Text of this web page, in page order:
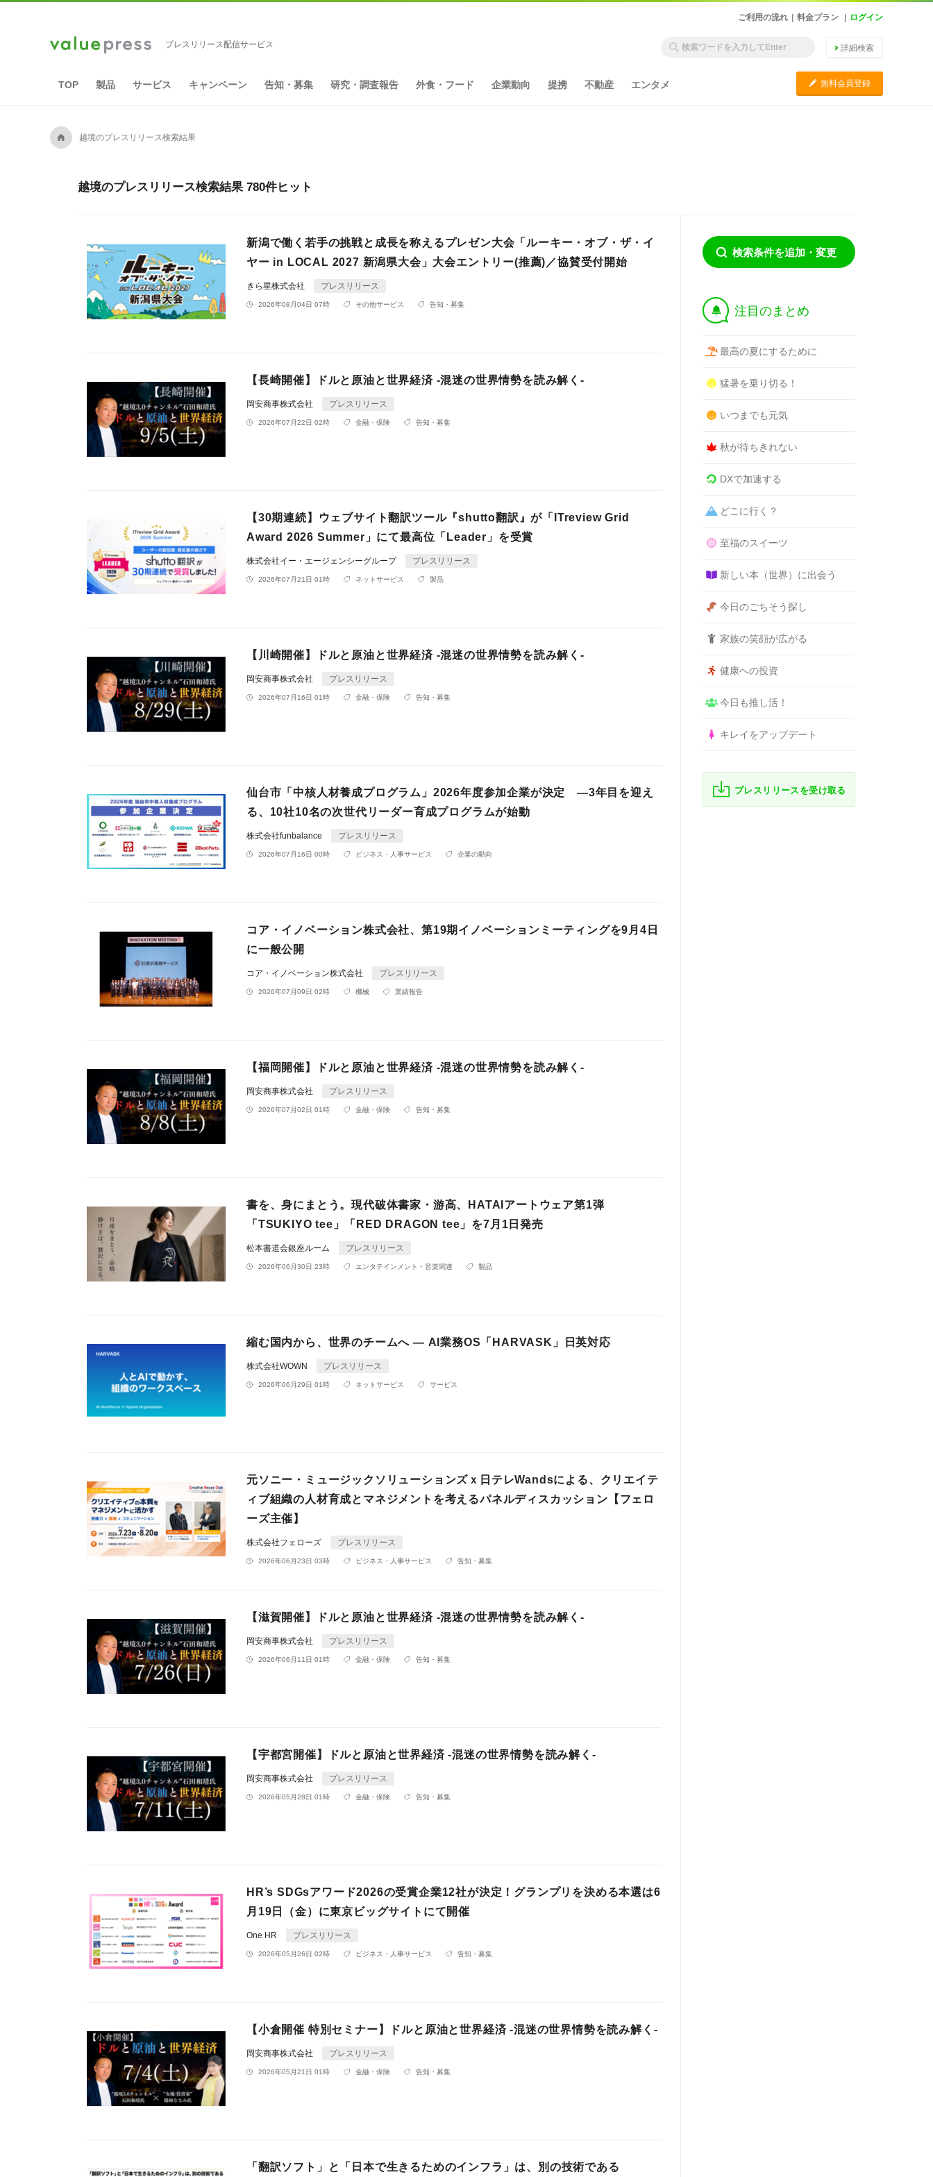
ご利用の流れ 料金プラン ログイン
プレスリリース配信サービス 詳細検索
TOP 製品 サービス キャンペーン 告知・募集 研究・調査報告 外食・フード 企業動向 提携 不動産 エンタメ C 無料会員登録
A 越境のプレスリリース検索結果
越境のプレスリリース検索結果 780件ヒット
新潟で働く若手の挑戦と成長を称えるプレゼン大会「ルーキー・オブ・ザ・イ
ヤー in LOCAL 2027 新潟県大会」大会エントリー(推薦)／協賛受付開始
きら星株式会社 プレスリリース
2026年08月04日 07時 その他サービス 告知・募集
【長崎開催】ドルと原油と世界経済 -混迷の世界情勢を読み解く-
岡安商事株式会社 プレスリリース
2026年07月22日 02時 金融・保険 告知・募集
【30期連続】ウェブサイト翻訳ツール『shutto翻訳』が「ITreview Grid
Award 2026 Summer」にて最高位「Leader」を受賞
株式会社イー・エージェンシーグループ プレスリリース
2026年07月21日 01時 ネットサービス 製品
【川崎開催】ドルと原油と世界経済 -混迷の世界情勢を読み解く-
岡安商事株式会社 プレスリリース
2026年07月16日 01時 金融・保険 告知・募集
仙台市「中核人材養成プログラム」2026年度参加企業が決定 ―3年目を迎え
る、10社10名の次世代リーダー育成プログラムが始動
株式会社funbalance プレスリリース
2026年07月16日 00時 ビジネス・人事サービス 企業の動向
コア・イノベーション株式会社、第19期イノベーションミーティングを9月4日
に一般公開
コア・イノベーション株式会社 プレスリリース
2026年07月09日 02時 機械 業績報告
【福岡開催】ドルと原油と世界経済 -混迷の世界情勢を読み解く-
岡安商事株式会社 プレスリリース
2026年07月02日 01時 金融・保険 告知・募集
書を、身にまとう。現代破体書家・游高、HATAIアートウェア第1弾
「TSUKIYO tee」「RED DRAGON tee」を7月1日発売
松本書道会銀座ルーム プレスリリース
2026年06月30日 23時 エンタテインメント・音楽関連 製品
縮む国内から、世界のチームへ ― AI業務OS「HARVASK」日英対応
株式会社WOWN プレスリリース
2026年06月29日 01時 ネットサービス サービス
元ソニー・ミュージックソリューションズｘ日テレWandsによる、クリエイテ
ィブ組織の人材育成とマネジメントを考えるパネルディスカッション【フェロ
ーズ主催】
株式会社フェローズ プレスリリース
2026年06月23日 03時 ビジネス・人事サービス 告知・募集
【滋賀開催】ドルと原油と世界経済 -混迷の世界情勢を読み解く-
岡安商事株式会社 プレスリリース
2026年06月11日 01時 金融・保険 告知・募集
【宇都宮開催】ドルと原油と世界経済 -混迷の世界情勢を読み解く-
岡安商事株式会社 プレスリリース
2026年05月28日 01時 金融・保険 告知・募集
HR’s SDGsアワード2026の受賞企業12社が決定！グランプリを決める本選は6
月19日（金）に東京ビッグサイトにて開催
One HR プレスリリース
2026年05月26日 02時 ビジネス・人事サービス 告知・募集
【小倉開催 特別セミナー】ドルと原油と世界経済 -混迷の世界情勢を読み解く-
岡安商事株式会社 プレスリリース
2026年05月21日 01時 金融・保険 告知・募集
「翻訳ソフト」と「⽇本で⽣きるためのインフラ」は、別の技術である
検索条件を追加・変更
† 注目のまとめ
最高の夏にするために
猛暑を乗り切る！
いつまでも元気
秋が待ちきれない
DXで加速する
どこに行く？
至福のスイーツ
新しい本（世界）に出会う
今日のごちそう探し
家族の笑顔が広がる
健康への投資
今日も推し活！
キレイをアップデート
プレスリリースを受け取る